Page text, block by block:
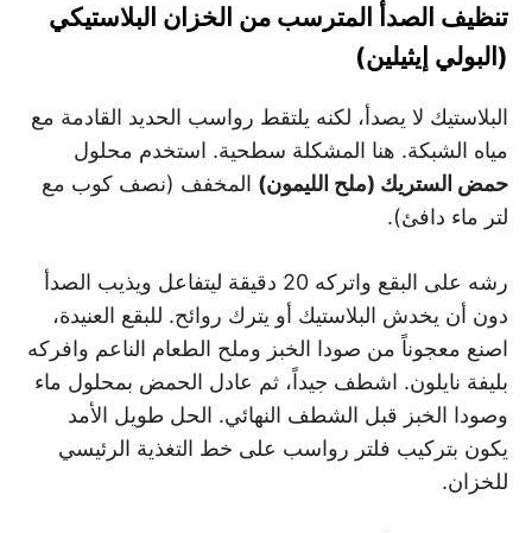
تنظيف الصدأ المترسب من الخزان البلاستيكي
(البولي إيثيلين)
البلاستيك لا يصدأ، لكنه يلتقط رواسب الحديد القادمة مع
مياه الشبكة. هنا المشكلة سطحية. استخدم محلول
حمض الستريك (ملح الليمون) المخفف (نصف كوب مع
لتر ماء دافئ).
رشه على البقع واتركه 20 دقيقة ليتفاعل ويذيب الصدأ
دون أن يخدش البلاستيك أو يترك روائح. للبقع العنيدة،
اصنع معجوناً من صودا الخبز وملح الطعام الناعم وافركه
بليفة نايلون. اشطف جيداً، ثم عادل الحمض بمحلول ماء
وصودا الخبز قبل الشطف النهائي. الحل طويل الأمد
يكون بتركيب فلتر رواسب على خط التغذية الرئيسي
للخزان.